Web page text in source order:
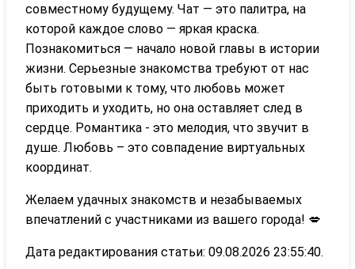
совместному будущему. Чат — это палитра, на
которой каждое слово — яркая краска.
Познакомиться — начало новой главы в истории
жизни. Серьезные знакомства требуют от нас
быть готовыми к тому, что любовь может
приходить и уходить, но она оставляет след в
сердце. Романтика - это мелодия, что звучит в
душе. Любовь – это совпадение виртуальных
координат.
Желаем удачных знакомств и незабываемых
впечатлений с участниками из вашего города! 💋
Дата редактирования статьи: 09.08.2026 23:55:40.